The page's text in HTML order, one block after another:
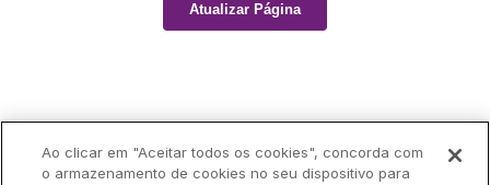
Atualizar Página
Ao clicar em "Aceitar todos os cookies", concorda com
o armazenamento de cookies no seu dispositivo para